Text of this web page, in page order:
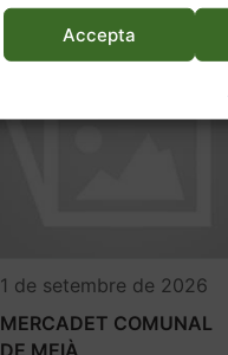
Accepta
1 de setembre de 2026
MERCADET COMUNAL
DE MEIÀ